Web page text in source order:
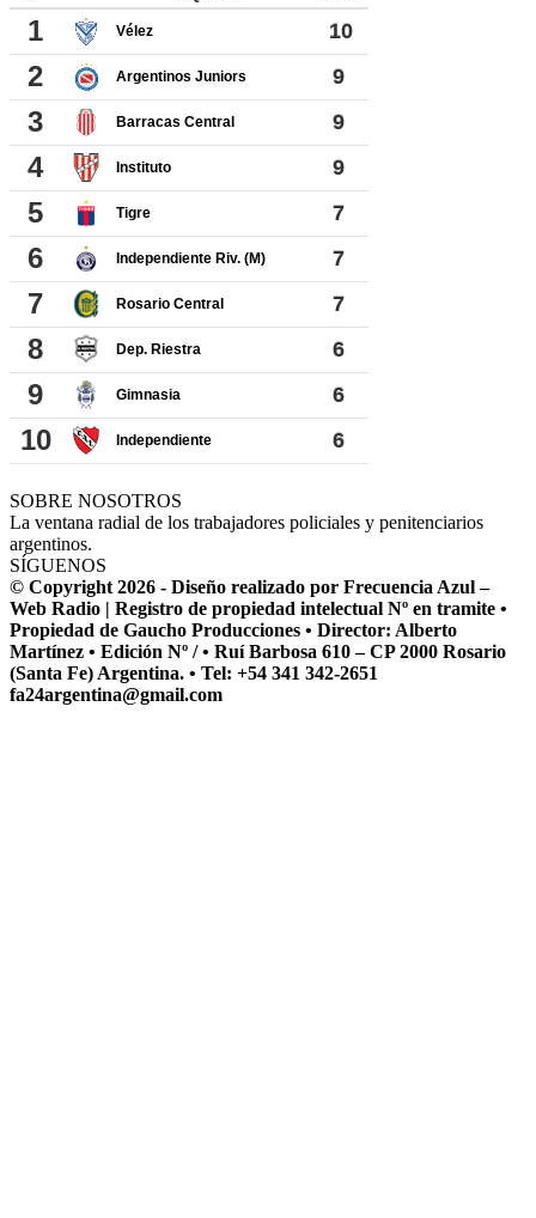
SOBRE NOSOTROS
La ventana radial de los trabajadores policiales y penitenciarios
argentinos.
SÍGUENOS
© Copyright 2026 - Diseño realizado por Frecuencia Azul –
Web Radio | Registro de propiedad intelectual Nº en tramite •
Propiedad de Gaucho Producciones • Director: Alberto
Martínez • Edición Nº / • Ruí Barbosa 610 – CP 2000 Rosario
(Santa Fe) Argentina. • Tel: +54 341 342-2651
fa24argentina@gmail.com